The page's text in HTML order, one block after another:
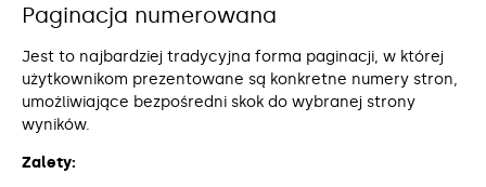
Paginacja numerowana
Jest to najbardziej tradycyjna forma paginacji, w której
użytkownikom prezentowane są konkretne numery stron,
umożliwiające bezpośredni skok do wybranej strony
wyników.
Zalety: